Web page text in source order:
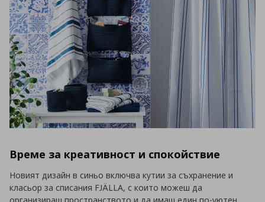
Време за креативност и спокойствие
Новият дизайн в синьо включва кутии за съхранение и
класьор за списания FJÄLLA, с които можеш да